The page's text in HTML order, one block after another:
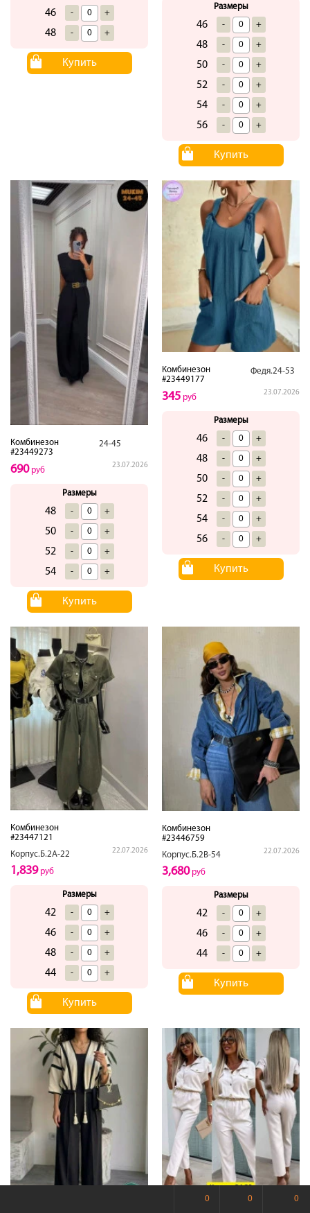
46 - +
48 - +
Купить
Размеры
46 - +
48 - +
50 - +
52 - +
54 - +
56 - +
Купить
Комбинезон
#23449273
24-45
23.07.2026
690руб
Размеры
48 - +
50 - +
52 - +
54 - +
Купить
Комбинезон
#23449177
Федя.24-53
23.07.2026
345 руб
Размеры
46 - +
48 - +
50 - +
52 - +
54 - +
56 - +
Купить
Комбинезон
#23447121
Корпус.Б.2А-22
22.07.2026
1,839руб
Размеры
42 - +
46 - +
48 - +
44 - +
Купить
Комбинезон
#23446759
Корпус.Б.2В-54
22.07.2026
3,680руб
Размеры
42 - +
46 - +
44 - +
Купить
0 0 0